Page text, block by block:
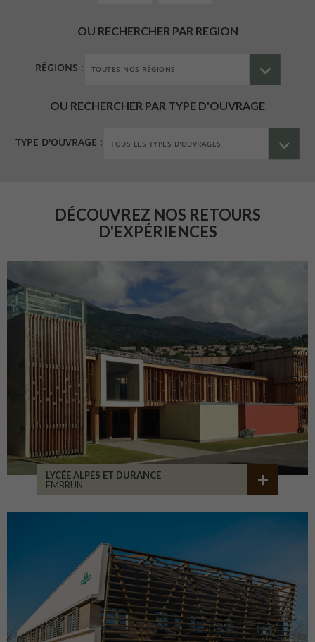
OU RECHERCHER PAR REGION
RÉGIONS :
OU RECHERCHER PAR TYPE D'OUVRAGE
TYPE D'OUVRAGE :
DÉCOUVREZ NOS RETOURS
D'EXPÉRIENCES
LYCÉE ALPES ET DURANCE
EMBRUN